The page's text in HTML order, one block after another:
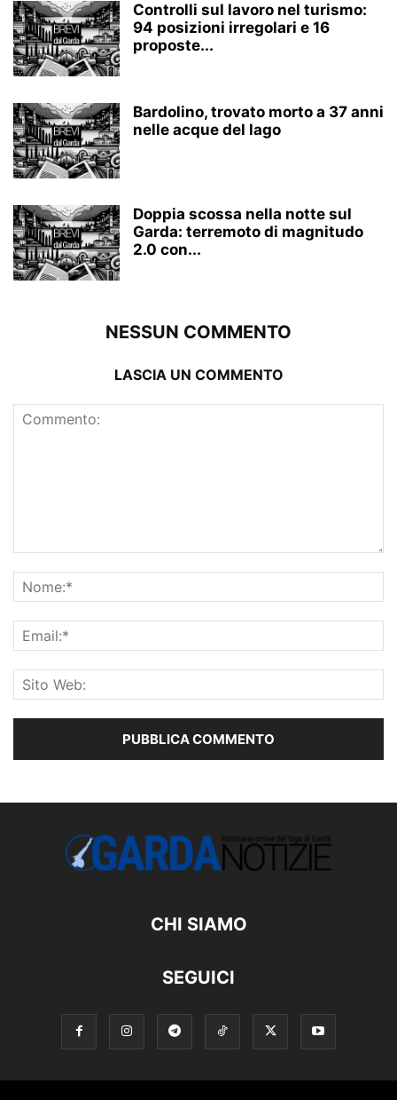
Controlli sul lavoro nel turismo:
94 posizioni irregolari e 16
proposte...
Bardolino, trovato morto a 37 anni
nelle acque del lago
Doppia scossa nella notte sul
Garda: terremoto di magnitudo
2.0 con...
NESSUN COMMENTO
LASCIA UN COMMENTO
CHI SIAMO
SEGUICI